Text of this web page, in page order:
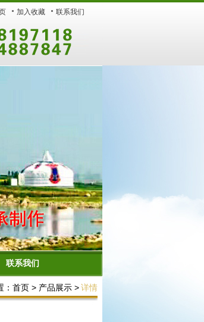
加入收藏 联系我们
联系我们
首页>产品展示>详情